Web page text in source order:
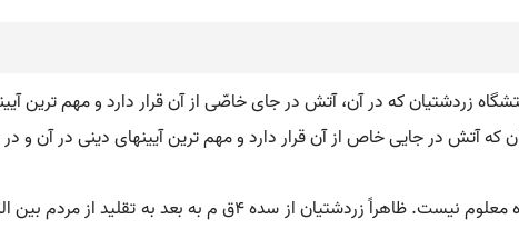
زردشتیان که در آن، آتش در جای خاصّی از آن قرار دارد و مهم ترین
که آتش در جایی خاص از آن قرار دارد و مهم ترین آیینهای دینی در آن و
زمان آغاز برپاداشتن آتشکده معلوم نیست. ظاهراً